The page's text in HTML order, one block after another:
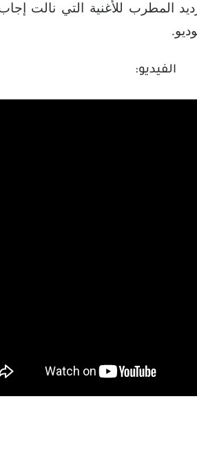
المطرب للأغنية التي نالت
الفيديو: